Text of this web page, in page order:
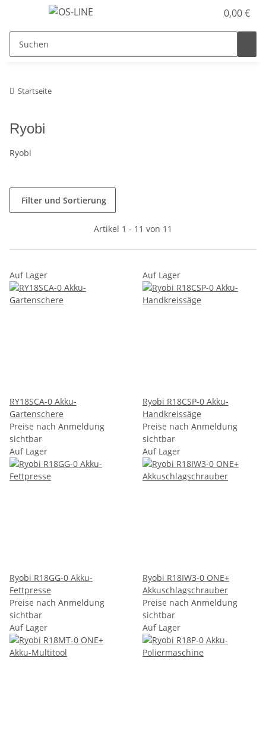
0,00 €
Startseite
Ryobi
Ryobi
Filter und Sortierung
Artikel 1 - 11 von 11
Auf Lager
RY18SCA-0 Akku-
Gartenschere
Preise nach Anmeldung
sichtbar
Auf Lager
Ryobi R18CSP-0 Akku-
Handkreissäge
Preise nach Anmeldung
sichtbar
Auf Lager
Ryobi R18GG-0 Akku-
Fettpresse
Preise nach Anmeldung
sichtbar
Auf Lager
Ryobi R18IW3-0 ONE+
Akkuschlagschrauber
Preise nach Anmeldung
sichtbar
Auf Lager
Auf Lager